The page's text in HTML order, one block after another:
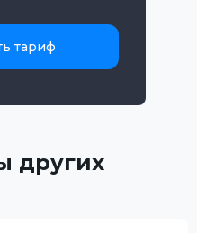
тариф
других